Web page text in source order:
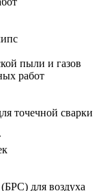
пыли и газов
работ
точечной сварки
для воздуха